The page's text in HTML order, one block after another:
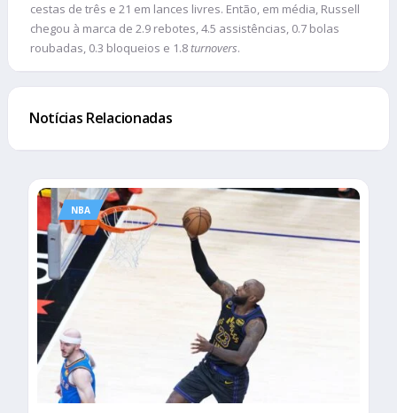
cestas de três e 21 em lances livres. Então, em média, Russell
chegou à marca de 2.9 rebotes, 4.5 assistências, 0.7 bolas
roubadas, 0.3 bloqueios e 1.8turnovers.
Notícias Relacionadas
NBA